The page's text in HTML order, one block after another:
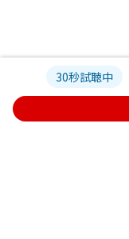
30秒試聴中